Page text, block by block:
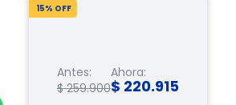
15% OFF
Antes:
$ 259.900
Ahora:
$ 220.915